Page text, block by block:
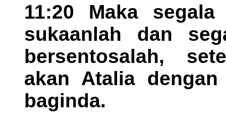
11:20 Maka
sukaanlah dan
bersentosalah,
akan Atalia
baginda.